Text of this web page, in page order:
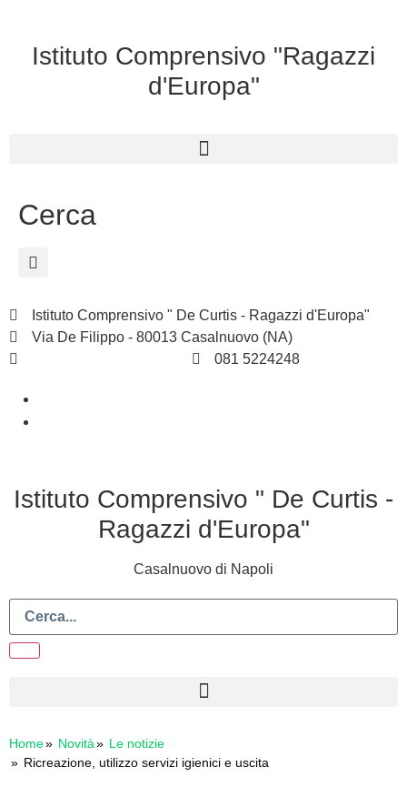
Istituto Comprensivo "Ragazzi
d'Europa"
Cerca
Istituto Comprensivo " De Curtis - Ragazzi d'Europa"
Via De Filippo - 80013 Casalnuovo (NA)
081 5224248
Istituto Comprensivo " De Curtis -
Ragazzi d'Europa"
Casalnuovo di Napoli
Home Novità
Le notizie
Ricreazione, utilizzo servizi igienici e uscita